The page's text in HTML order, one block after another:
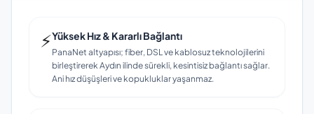
⚡Yüksek Hız & Kararlı Bağlantı
PanaNet altyapısı; fiber, DSL ve kablosuz teknolojilerini
birleştirerek Aydın ilinde sürekli, kesintisiz bağlantı sağlar.
Ani hız düşüşleri ve kopukluklar yaşanmaz.